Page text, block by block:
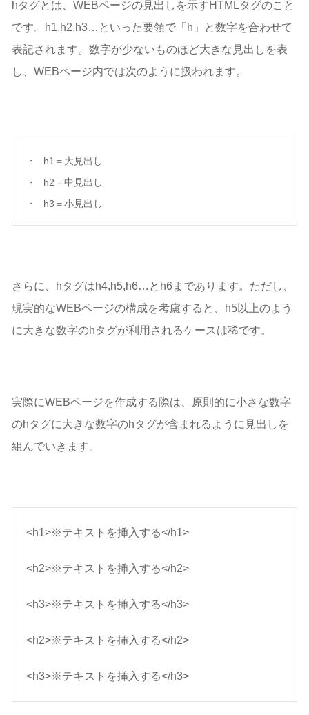
まとめ
hタグとは、WEBページの見出しを示すHTMLタグのこと
です。h1,h2,h3…といった要領で「h」と数字を合わせて
表記されます。数字が少ないものほど大きな見出しを表
し、WEBページ内では次のように扱われます。
h1＝大見出し
h2＝中見出し
h3＝小見出し
さらに、hタグはh4,h5,h6…とh6まであります。ただし、
現実的なWEBページの構成を考慮すると、h5以上のよう
に大きな数字のhタグが利用されるケースは稀です。
実際にWEBページを作成する際は、原則的に小さな数字
のhタグに大きな数字のhタグが含まれるように見出しを
組んでいきます。
<h1>※テキストを挿入する</h1>
<h2>※テキストを挿入する</h2>
<h3>※テキストを挿入する</h3>
<h2>※テキストを挿入する</h2>
<h3>※テキストを挿入する</h3>